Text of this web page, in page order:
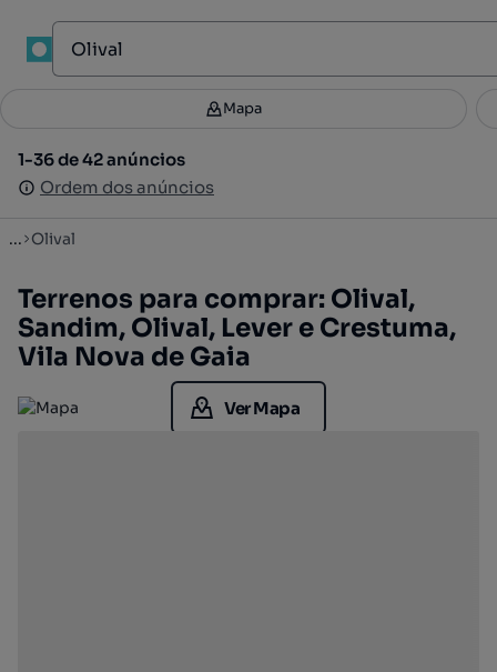
Filtros 2
1-36 de 42 anúncios
Ordem dos anúncios
Mapa
1-36 de 42 anúncios
Ordem dos anúncios
... Olival
Terrenos para comprar: Olival,
Sandim, Olival, Lever e Crestuma,
Vila Nova de Gaia
Ver Mapa